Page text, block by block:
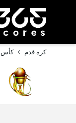
كرة قدم كأس